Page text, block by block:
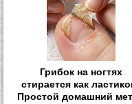
Грибок на ногтях
стирается как
Простой домашний